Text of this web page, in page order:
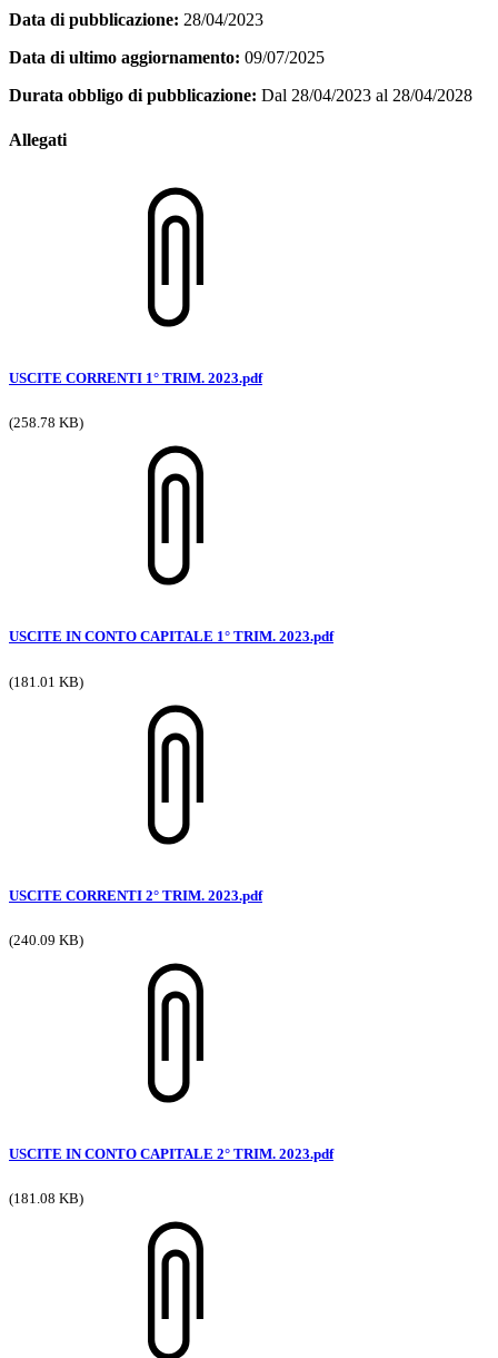
Data di pubblicazione: 28/04/2023
Data di ultimo aggiornamento: 09/07/2025
Durata obbligo di pubblicazione: Dal 28/04/2023 al 28/04/2028
Allegati
USCITE CORRENTI 1° TRIM. 2023.pdf
(258.78 KB)
USCITE IN CONTO CAPITALE 1° TRIM. 2023.pdf
(181.01 KB)
USCITE CORRENTI 2° TRIM. 2023.pdf
(240.09 KB)
USCITE IN CONTO CAPITALE 2° TRIM. 2023.pdf
(181.08 KB)